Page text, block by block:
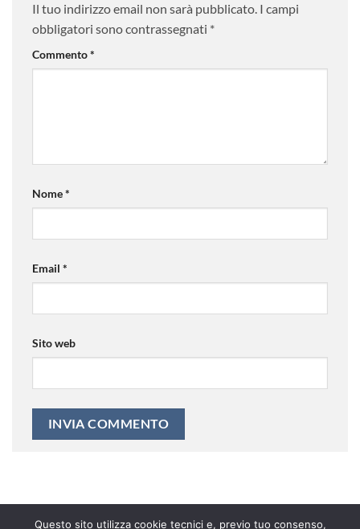
Il tuo indirizzo email non sarà pubblicato. I campi
obbligatori sono contrassegnati *
Commento*
Nome*
Email *
Sito web
Questo sito utilizza cookie tecnici e, previo tuo consenso,